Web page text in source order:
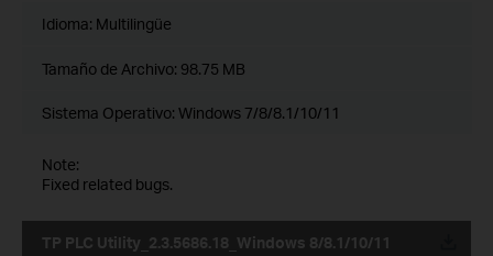
Idioma: Multilingüe
Tamaño de Archivo: 98.75 MB
Sistema Operativo: Windows 7/8/8.1/10/11
Note:
Fixed related bugs.
TP PLC Utility_2.3.5686.18_Windows 8/8.1/10/11